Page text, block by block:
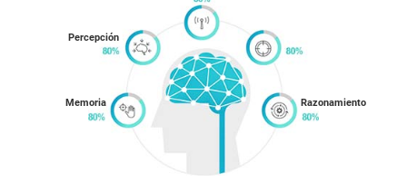
Memoria
Percepción
Razonamiento